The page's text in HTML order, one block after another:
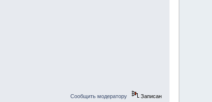
Сообщить модератору Записан